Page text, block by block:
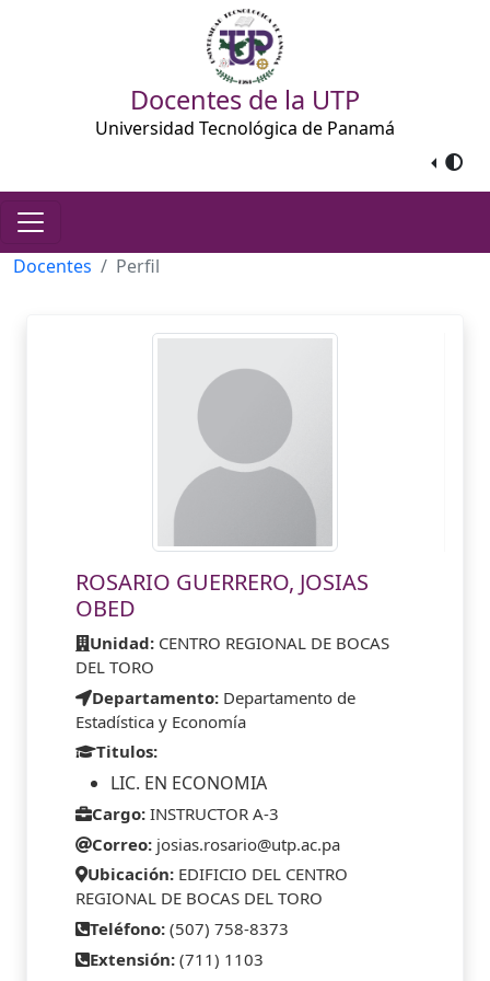
Docentes de la UTP
Universidad Tecnológica de Panamá
Docentes Perfil
ROSARIO GUERRERO, JOSIAS
OBED
Unidad: CENTRO REGIONAL DE BOCAS
DEL TORO
Departamento: Departamento de
Estadística y Economía
Titulos:
LIC. EN ECONOMIA
Cargo: INSTRUCTOR A-3
Correo: josias.rosario@utp.ac.pa
Ubicación: EDIFICIO DEL CENTRO
REGIONAL DE BOCAS DEL TORO
Teléfono: (507) 758-8373
Extensión: (711) 1103